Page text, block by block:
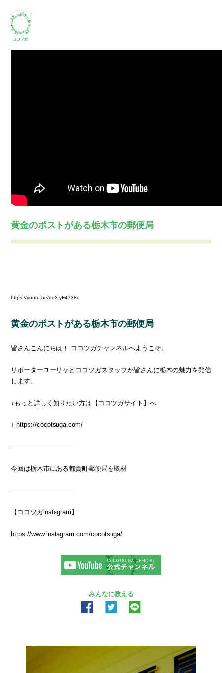
黄金のポストがある栃木市の郵便局
https://youtu.be/dqS-yF4738o
黄金のポストがある栃木市の郵便局
皆さんこんにちは！ ココツガチャンネルへようこそ。
リポーターユーリャとココツガスタッフが皆さんに栃木の魅力を発信
します。
↓もっと詳しく知りたい方は【ココツガサイト】へ
↓ https://cocotsuga.com/
――――――――――
今回は栃木市にある都賀町郵便局を取材
――――――――――
【ココツガinstagram】
https://www.instagram.com/cocotsuga/
みんなに教える